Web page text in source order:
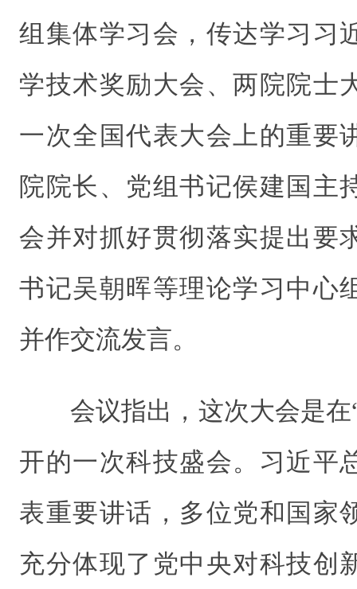
组集体学习会，传达学习习
学技术奖励大会、两院院士
一次全国代表大会上的重要
院院长、党组书记侯建国主
会并对抓好贯彻落实提出要
书记吴朝晖等理论学习中心
并作交流发言。
会议指出，这次大会是
开的一次科技盛会。习近平
表重要讲话，多位党和国家
充分体现了党中央对科技创